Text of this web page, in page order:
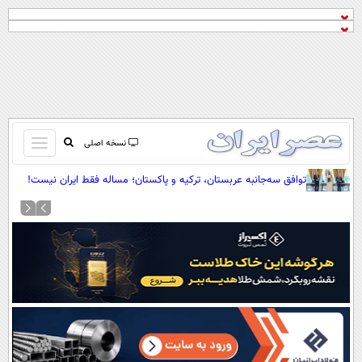
نسخه اصلی
باز
و
بسته
کردن
صفحه اول
آرشیو
نظرسنجی
آب و هوا
اوقات شرعی
سواد زندگی
توافق سه‌جانبه عربستان، ترکیه و پاکستان؛ مساله فقط ایران نیست!